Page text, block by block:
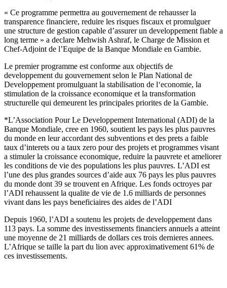
« Ce programme permettra au gouvernement de rehausser la
transparence financiere, reduire les risques fiscaux et promulguer
une structure de gestion capable d’assurer un developpement fiable a
long terme » a declare Mehwish Ashraf, le Charge de Mission et
Chef-Adjoint de l’Equipe de la Banque Mondiale en Gambie.
Le premier programme est conforme aux objectifs de
developpement du gouvernement selon le Plan National de
Developpement promulguant la stabilisation de l‘economie, la
stimulation de la croissance economique et la transformation
structurelle qui demeurent les principales priorites de la Gambie.
*L’Association Pour Le Developpement International (ADI) de la
Banque Mondiale, cree en 1960, soutient les pays les plus pauvres
du monde en leur accordant des subventions et des prets a faible
taux d’interets ou a taux zero pour des projets et programmes visant
a stimuler la croissance economique, reduire la pauvrete et ameliorer
les conditions de vie des populations les plus pauvres. L’ADI est
l’une des plus grandes sources d’aide aux 76 pays les plus pauvres
du monde dont 39 se trouvent en Afrique. Les fonds octroyes par
l’ADI rehaussent la qualite de vie de 1.6 milliards de personnes
vivant dans les pays beneficiaires des aides de l’ADI
Depuis 1960, l’ADI a soutenu les projets de developpement dans
113 pays. La somme des investissements financiers annuels a atteint
une moyenne de 21 milliards de dollars ces trois dernieres annees.
L’Afrique se taille la part du lion avec approximativement 61% de
ces investissements.